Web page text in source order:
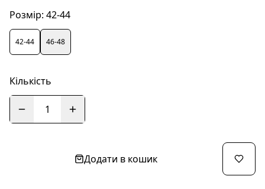
Розмір: 42-44
42-44 46-48
Кількість
1
Додати в кошик